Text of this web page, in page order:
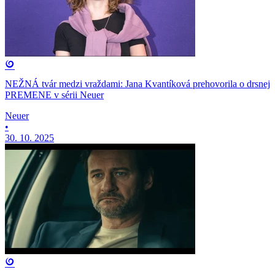
NEŽNÁ tvár medzi vraždami: Jana Kvantíková prehovorila o drsnej
PREMENE v sérii Neuer
Neuer
•
30. 10. 2025